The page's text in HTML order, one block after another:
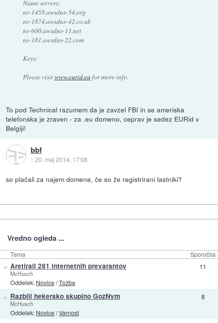
Name servers:
ns-1458.awsdns-54.org
ns-1874.awsdns-42.co.uk
ns-600.awsdns-11.net
ns-181.awsdns-22.com
Keys:
Please visitwww.eurid.eufor more info.
To pod Technical razumem da je zavzel FBI in se ameriska
telefonska je zraven - za .eu domeno, ceprav je sedez EURid v
Belgiji!
bbf
::20. maj 2014, 17:08
so plačali za najem domene, če so že registrirani lastniki?
Vredno ogleda ...
Tema Sporočila
» Aretirali 281 internetnih prevarantov
McHusch
Oddelek: Novice/Tožbe
11
» Razbili hekersko skupino GozNym
McHusch
Oddelek: Novice/Varnost
8